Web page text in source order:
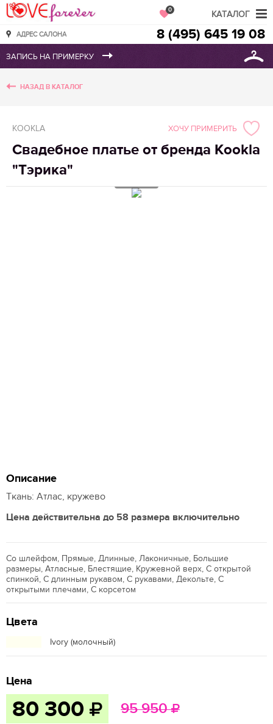
Love Forever
АДРЕС САЛОНА
0
8 (495) 645 19 08
НАЗАД В КАТАЛОГ
KOOKLA
Свадебное платье от бренда Kookla
"Тэрика"
ХОЧУ ПРИМЕРИТЬ
Описание
Ткань: Атлас, кружево
Цена действительна до 58 размера включительно
Со шлейфом, Прямые, Длинные, Лаконичные, Большие
размеры, Атласные, Блестящие, Кружевной верх, С открытой
спинкой, С длинным рукавом, С рукавами, Декольте, С
открытыми плечами, С корсетом
Цвета
Ivory (молочный)
Цена
80 300 95 950
КАТАЛОГ